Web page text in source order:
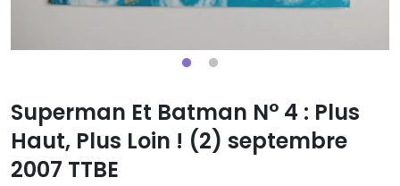
Superman Et Batman N° 4 : Plus
Haut, Plus Loin ! (2) septembre
2007 TTBE